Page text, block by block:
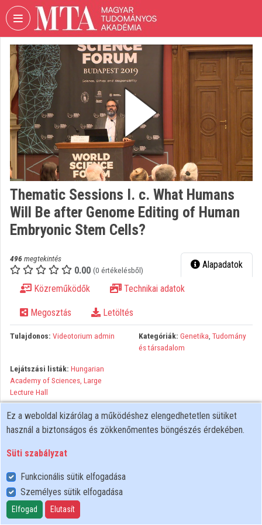
Fejléc kihagyása Menü kihagyása Tartalom kihagyása
VIDEO TORIUM
MAGYAR
TUDOMÁNYOS
AKADÉMIA
Intézményi kezdőlap
Bejelentkezés
Kategóriák
Intézményi listák
Intézmények
Közreműködők
Thematic Sessions I. c. What Humans
Will Be after Genome Editing of Human
Embryonic Stem Cells?
496 megtekintés
0.00 (0 értékelésből) Alapadatok
Közreműködők Technikai adatok
Megosztás Letöltés
Tulajdonos: Videotorium admin Kategóriák: Genetika, Tudomány
és társadalom
Lejátszási listák: Hungarian
Academy of Sciences, Large
Lecture Hall
Organised by: European Research Council Executive Agency
(ERCEA) Venue: Hungarian Academy of Sciences, Large Lecture
of the Ethics Sector , ERCEA Speakers (confirmed): Jennifer
Merchant, Full Professor, Université Panthéon-Assas Paris 2 Lluis
Montoliu, Research scientist CSIC, National Centre for
Biotechnology (CNB-CSIC) Margaret Sleeboom-Faulkner,
Professor of Social & Medical Anthropology, University of Sussex
Ez a weboldal kizárólag a működéshez elengedhetetlen sütiket
használ a biztonságos és zökkenőmentes böngészés érdekében.
Süti szabályzat
Funkcionális sütik elfogadása
Személyes sütik elfogadása
Elfogad Elutasít